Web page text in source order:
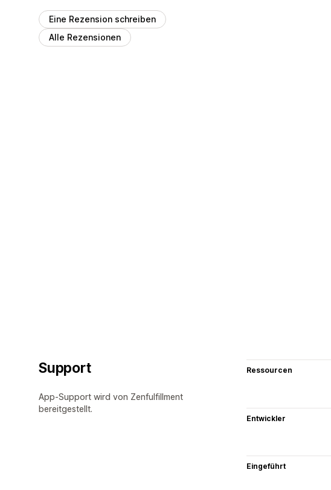
Eine Rezension schreiben
Alle Rezensionen
Support
App-Support wird von Zenfulfillment
bereitgestellt.
Ressourcen
Entwickler
Eingeführt